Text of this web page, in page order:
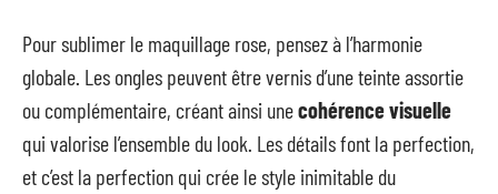
Pour sublimer le maquillage rose, pensez à l’harmonie
globale. Les ongles peuvent être vernis d’une teinte assortie
ou complémentaire, créant ainsi unecohérence visuelle
qui valorise l’ensemble du look. Les détails font la perfection,
et c’est la perfection qui crée le style inimitable du